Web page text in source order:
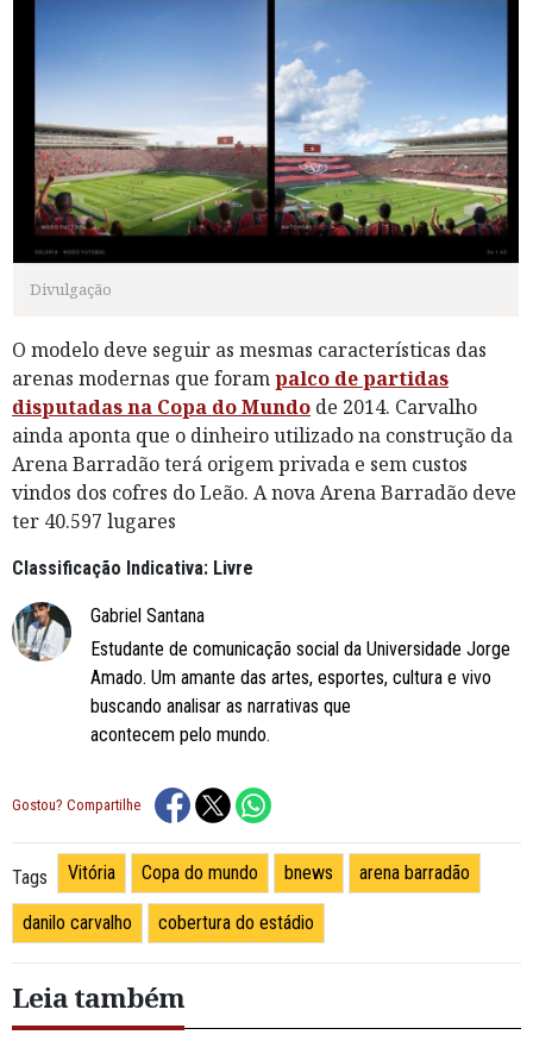
Divulgação
O modelo deve seguir as mesmas características das
arenas modernas que forampalco de partidas
disputadas na Copa do Mundo de 2014. Carvalho
ainda aponta que o dinheiro utilizado na construção da
Arena Barradão terá origem privada e sem custos
vindos dos cofres do Leão. A nova Arena Barradão deve
ter 40.597 lugares
Classificação Indicativa: Livre
Gabriel Santana
Estudante de comunicação social da Universidade Jorge
Amado. Um amante das artes, esportes, cultura e vivo
buscando analisar as narrativas que
acontecem pelo mundo.
Gostou? Compartilhe
Tags Vitória Copa do mundo bnews arena barradão
danilo carvalho cobertura do estádio
Leia também